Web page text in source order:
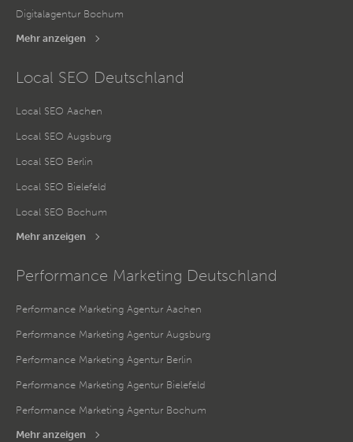
Digitalagentur Bochum
Mehr anzeigen
Local SEO Deutschland
Local SEO Aachen
Local SEO Augsburg
Local SEO Berlin
Local SEO Bielefeld
Local SEO Bochum
Mehr anzeigen
Performance Marketing Deutschland
Performance Marketing Agentur Aachen
Performance Marketing Agentur Augsburg
Performance Marketing Agentur Berlin
Performance Marketing Agentur Bielefeld
Performance Marketing Agentur Bochum
Mehr anzeigen